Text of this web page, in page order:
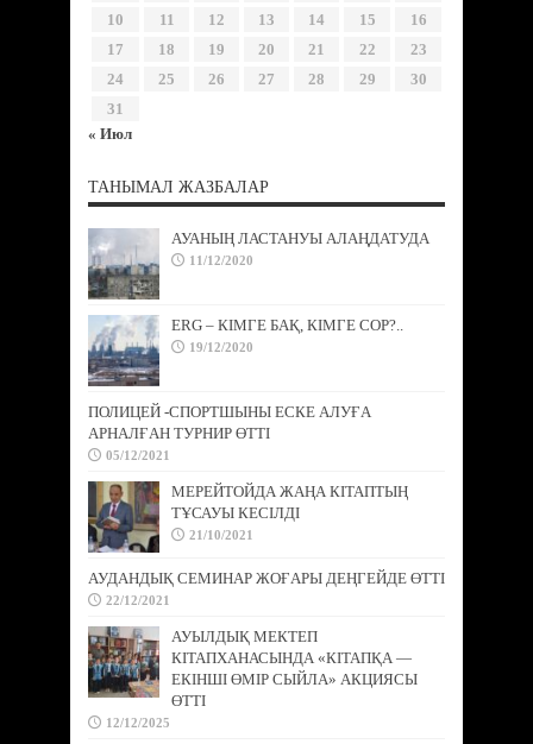
10
11 12 13 14 15
16
17
18 19 20 21 22
23
24
25 26 27 28 29
30
31
« Июл
ТАНЫМАЛ ЖАЗБАЛАР
АУАНЫҢ ЛАСТАНУЫ АЛАҢДАТУДА
11/12/2020
ERG – КІМГЕ БАҚ, КІМГЕ СОР?..
19/12/2020
ПОЛИЦЕЙ -СПОРТШЫНЫ ЕСКЕ АЛУҒА
АРНАЛҒАН ТУРНИР ӨТТІ
05/12/2021
МЕРЕЙТОЙДА ЖАҢА КІТАПТЫҢ
ТҰСАУЫ КЕСІЛДІ
21/10/2021
АУДАНДЫҚ СЕМИНАР ЖОҒАРЫ ДЕҢГЕЙДЕ ӨТТІ
22/12/2021
АУЫЛДЫҚ МЕКТЕП
КІТАПХАНАСЫНДА «КІТАПҚА —
ЕКІНШІ ӨМІР СЫЙЛА» АКЦИЯСЫ
ӨТТІ
12/12/2025